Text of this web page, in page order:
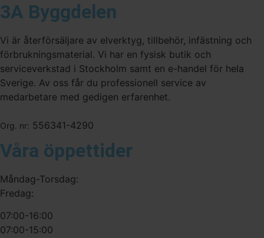
3A Byggdelen
Vi är återförsäljare av elverktyg, tillbehör, infästning och
förbrukningsmaterial. Vi har en fysisk butik och
serviceverkstad i Stockholm samt en e-handel för hela
Sverige. Av oss får du professionell service av
medarbetare med gedigen erfarenhet.
Org. nr: 556341-4290
Våra öppettider
Måndag-Torsdag:
Fredag:
07:00-16:00
07:00-15:00